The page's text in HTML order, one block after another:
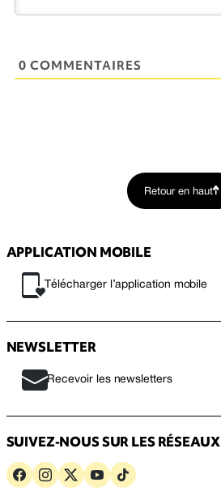
0 COMMENTAIRES
Retour en haut
APPLICATION MOBILE
Télécharger l’application mobile
NEWSLETTER
Recevoir les newsletters
SUIVEZ-NOUS SUR LES RÉSEAUX